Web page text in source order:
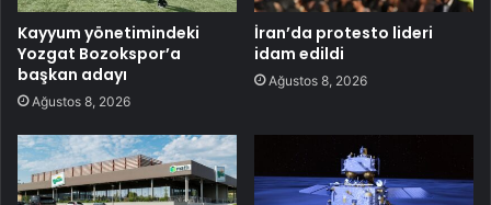
Kayyum yönetimindeki
Yozgat Bozokspor’a
başkan adayı
Ağustos 8, 2026
İran’da protesto lideri
idam edildi
Ağustos 8, 2026